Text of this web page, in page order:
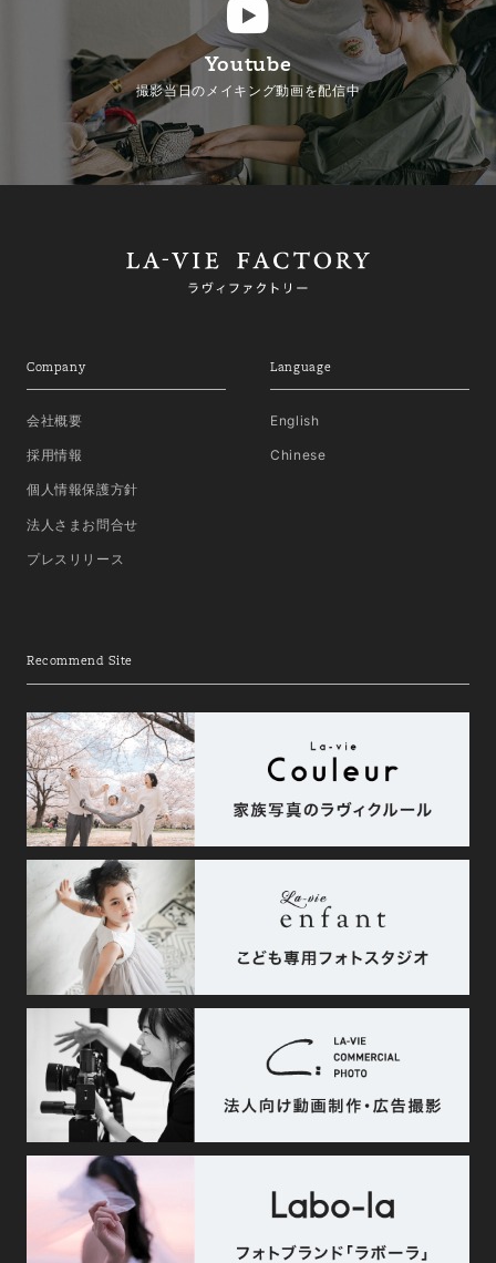
Youtube
撮影当日のメイキング動画を配信中
Company
会社概要
採用情報
個人情報保護方針
法人さまお問合せ
プレスリリース
Language
English
Chinese
Recommend Site